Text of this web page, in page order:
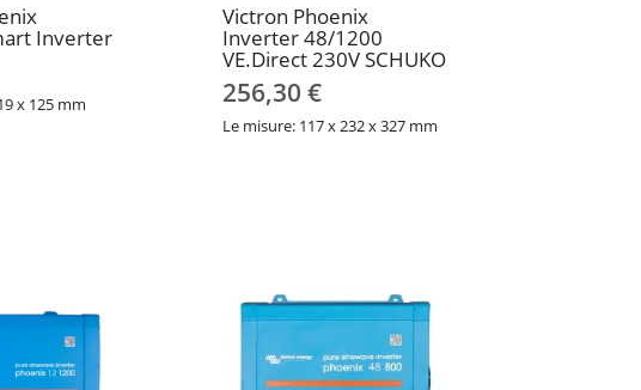
Inverter
x 125 mm
Victron Phoenix
Inverter 48/1200
VE.Direct 230V SCHUKO
256,30 €
Le misure: 117 x 232 x 327 mm